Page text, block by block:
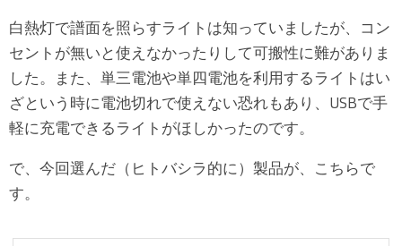
白熱灯で譜面を照らすライトは知っていましたが、コン
セントが無いと使えなかったりして可搬性に難がありま
した。また、単三電池や単四電池を利用するライトはい
ざという時に電池切れで使えない恐れもあり、USBで手
軽に充電できるライトがほしかったのです。
で、今回選んだ（ヒトバシラ的に）製品が、こちらで
す。